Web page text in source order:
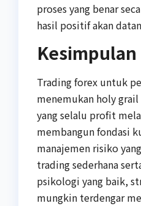
proses yang benar
hasil positif akan
Kesimpulan
Trading forex untuk
menemukan holy
yang selalu profit
membangun fondasi
manajemen risiko
trading sederhana
psikologi yang baik,
mungkin terdengar